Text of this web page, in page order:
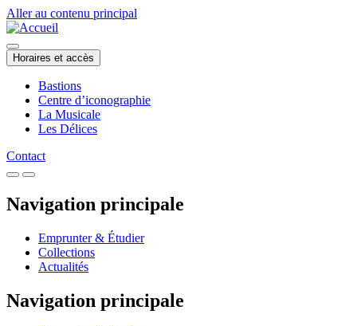
Aller au contenu principal
Horaires et accès
Bastions
Centre d’iconographie
La Musicale
Les Délices
Contact
Navigation principale
Emprunter & Étudier
Collections
Actualités
Navigation principale